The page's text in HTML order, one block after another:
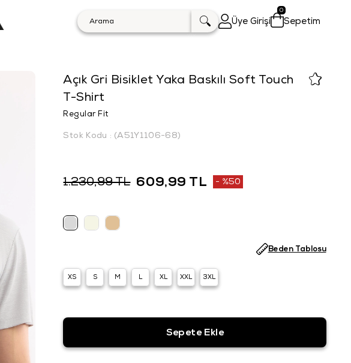
Üye Girişi Sepetim
0
Açık Gri Bisiklet Yaka Baskılı Soft Touch
T-Shirt
Regular Fit
Stok Kodu (A51Y1106-68)
1.230,99 TL 609,99 TL %50
XS S M L XL XXL 3XL
Beden Tablosu